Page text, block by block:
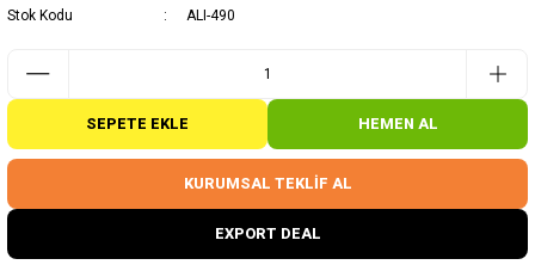
Stok Kodu
ALI-490
SEPETE EKLE HEMEN AL
KURUMSAL TEKLİF AL
EXPORT DEAL